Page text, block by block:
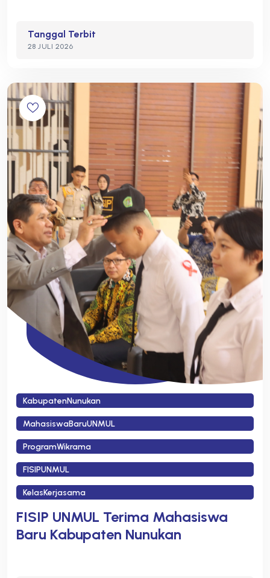
Tanggal Terbit
28 JULI 2026
KabupatenNunukan
MahasiswaBaruUNMUL
ProgramWikrama
FISIPUNMUL
KelasKerjasama
FISIP UNMUL Terima Mahasiswa
Baru Kabupaten Nunukan